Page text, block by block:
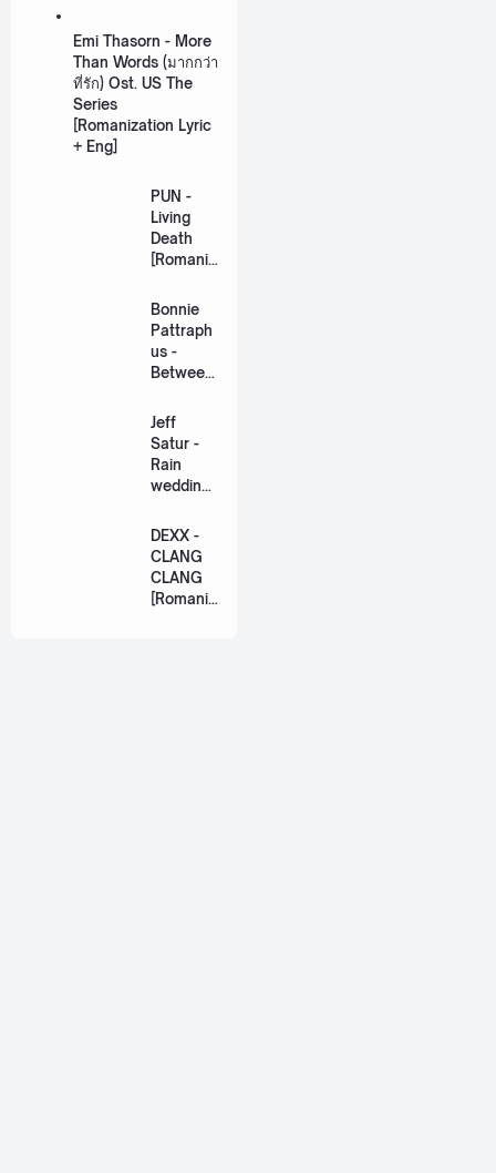
Emi Thasorn - More
Than Words (มากกว่า
ที่รัก) Ost. US The
Series
[Romanization Lyric
+ Eng]
PUN -
Living
Death
[Romaniz
Lyric +
Eng]
Bonnie
Pattraph
us -
Between
US The
Series
[Romaniz
ation
Jeff
Satur -
Rain
wedding
วิวาห์)
Ost. The
Paradise
of Thorns
[Romaniz
DEXX -
CLANG
CLANG
[Romaniz